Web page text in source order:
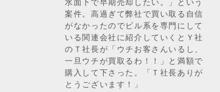
水面下で早期売却したい。」という
案件。高過ぎて弊社で買い取る自信
がなかったのでビル系を専門にして
いる関連会社に紹介していくとＹ社
のＴ社長が「ウチお客さんいるし、
一旦ウチが買取るわ！！」と満額で
購入して下さった。「Ｔ社長ありが
とうございます！」